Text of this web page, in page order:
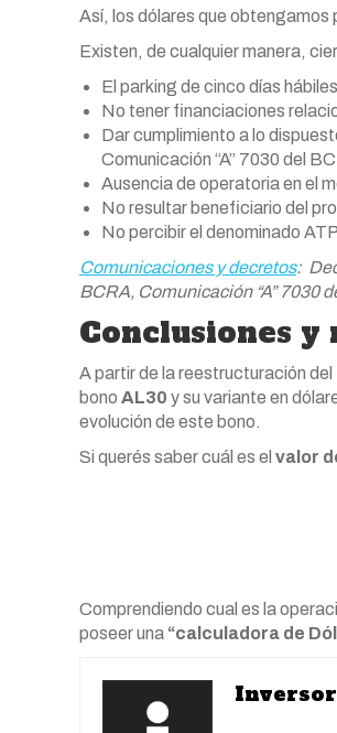
Así, los dólares que obtengamos
Existen, de cualquier manera,
El parking de cinco días
No tener financiaciones
Dar cumplimiento a lo
Comunicación “A” 7030 del
Ausencia de operatoria en el
No resultar beneficiario del
No percibir el denominado
Comunicaciones y decretos:
BCRA, Comunicación “A” 7030
Conclusiones y
A partir de la reestructuración del
bono AL30 y su variante en
evolución de este bono.
Si querés saber cuál es el valor
Comprendiendo cual es la
poseer una “calculadora de